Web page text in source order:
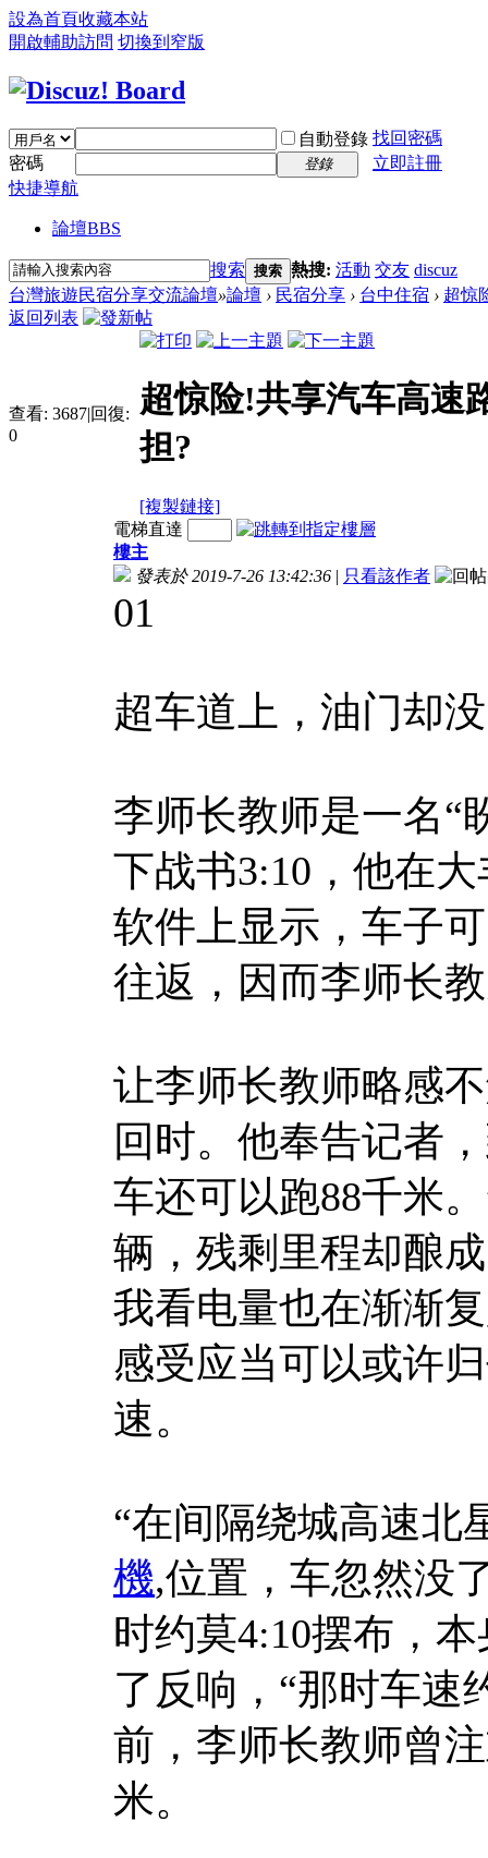
設為首頁收藏本站
開啟輔助訪問 切換到窄版
自動登錄 找回密碼
密碼
登錄
立即註冊
快捷導航
論壇BBS
搜索 搜索 熱搜: 活動 交友 discuz
台灣旅遊民宿分享交流論壇»論壇 › 民宿分享 › 台中住宿 › 超惊
返回列表
查看: 3687|回復:
0
超惊险!共享汽车高速
担?
[複製鏈接]
電梯直達
樓主
發表於 2019-7-26 13:42:36 | 只看該作者
01
超车道上，油门却
李师长教师是一名“
下战书3:10，他在
软件上显示，车子
往返，因而李师长
让李师长教师略感
回时。他奉告记者
车还可以跑88千米
辆，残剩里程却酿
我看电量也在渐渐
感受应当可以或许
速。
“在间隔绕城高速北
機,位置，车忽然没
时约莫4:10摆布，
了反响，“那时车速
前，李师长教师曾
米。